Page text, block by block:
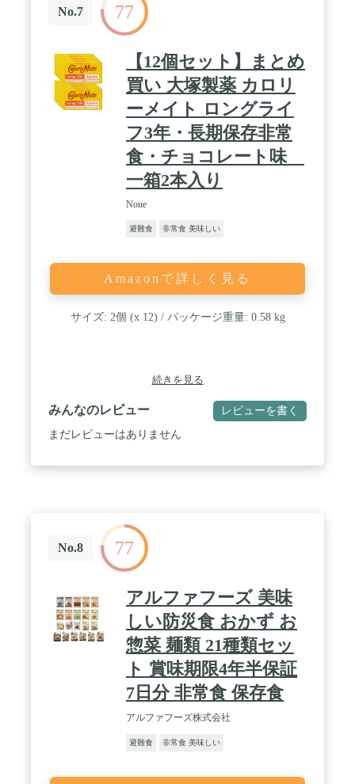
No.7 77
【12個セット】まとめ
買い 大塚製薬 カロリ
ーメイト ロングライ
フ3年・長期保存非常
食・チョコレート味
一箱2本入り
None
避難食 非常食 美味しい
Amazonで詳しく見る
サイズ: 2個 (x 12) / パッケージ重量: 0.58 kg
続きを見る
みんなのレビュー レビューを書く
まだレビューはありません
No.8 77
アルファフーズ 美味
しい防災食 おかず お
惣菜 麺類 21種類セッ
ト 賞味期限4年半保証
7日分 非常食 保存食
アルファフーズ株式会社
避難食 非常食 美味しい